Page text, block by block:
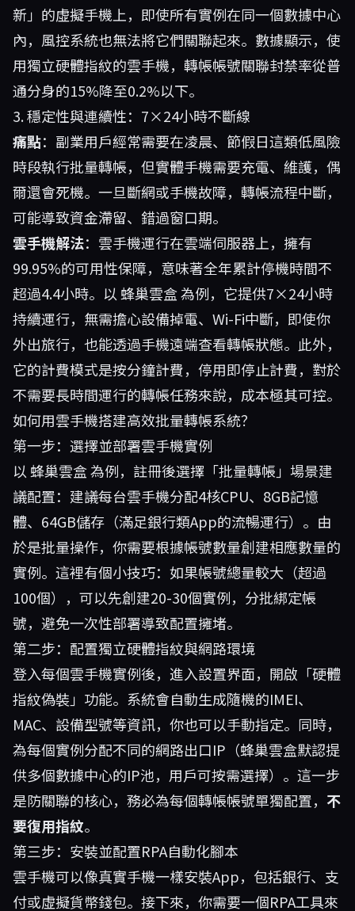
新」的虛擬手機上，即使所有實例在同一個數據中心
內，風控系統也無法將它們關聯起來。數據顯示，使
用獨立硬體指紋的雲手機，轉帳帳號關聯封禁率從普
通分身的15%降至0.2%以下。
3. 穩定性與連續性：7×24小時不斷線
痛點：副業用戶經常需要在凌晨、節假日這類低風險
時段執行批量轉帳，但實體手機需要充電、維護，偶
爾還會死機。一旦斷網或手機故障，轉帳流程中斷，
可能導致資金滯留、錯過窗口期。
雲手機解法：雲手機運行在雲端伺服器上，擁有
99.95%的可用性保障，意味著全年累計停機時間不
超過4.4小時。以 蜂巢雲盒為例，它提供7×24小時
持續運行，無需擔心設備掉電、Wi-Fi中斷，即使你
外出旅行，也能透過手機遠端查看轉帳狀態。此外，
它的計費模式是按分鐘計費，停用即停止計費，對於
不需要長時間運行的轉帳任務來說，成本極其可控。
如何用雲手機搭建高效批量轉帳系統？
第一步：選擇並部署雲手機實例
以 蜂巢雲盒為例，註冊後選擇「批量轉帳」場景建
議配置：建議每台雲手機分配4核CPU、8GB記憶
體、64GB儲存（滿足銀行類App的流暢運行）。由
於是批量操作，你需要根據帳號數量創建相應數量的
實例。這裡有個小技巧：如果帳號總量較大（超過
100個），可以先創建20-30個實例，分批綁定帳
號，避免一次性部署導致配置擁堵。
第二步：配置獨立硬體指紋與網路環境
登入每個雲手機實例後，進入設置界面，開啟「硬體
指紋偽裝」功能。系統會自動生成隨機的IMEI、
MAC、設備型號等資訊，你也可以手動指定。同時，
為每個實例分配不同的網路出口IP（蜂巢雲盒默認提
供多個數據中心的IP池，用戶可按需選擇）。這一步
是防關聯的核心，務必為每個轉帳帳號單獨配置， 不
要復用指紋。
第三步：安裝並配置RPA自動化腳本
雲手機可以像真實手機一樣安裝App，包括銀行、支
付或虛擬貨幣錢包。接下來，你需要一個RPA工具來